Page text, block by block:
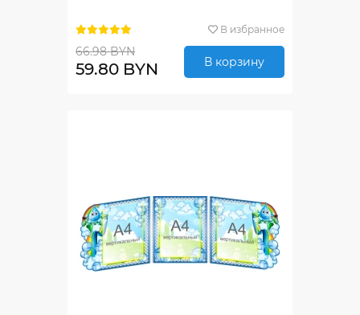
В избранное
66.98 BYN
59.80 BYN В корзину